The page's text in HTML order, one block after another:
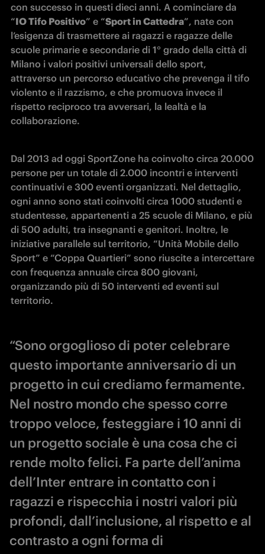
con successo in questi dieci anni. A cominciare da
“IO Tifo Positivo” e “Sport in Cattedra”, nate con
l’esigenza di trasmettere ai ragazzi e ragazze delle
scuole primarie e secondarie di 1° grado della città di
Milano i valori positivi universali dello sport,
attraverso un percorso educativo che prevenga il tifo
violento e il razzismo, e che promuova invece il
rispetto reciproco tra avversari, la lealtà e la
collaborazione.
Dal 2013 ad oggi SportZone ha coinvolto circa 20.000
persone per un totale di 2.000 incontri e interventi
continuativi e 300 eventi organizzati. Nel dettaglio,
ogni anno sono stati coinvolti circa 1000 studenti e
studentesse, appartenenti a 25 scuole di Milano, e più
di 500 adulti, tra insegnanti e genitori. Inoltre, le
iniziative parallele sul territorio, “Unità Mobile dello
Sport” e “Coppa Quartieri” sono riuscite a intercettare
con frequenza annuale circa 800 giovani,
organizzando più di 50 interventi ed eventi sul
territorio.
“Sono orgoglioso di poter celebrare
questo importante anniversario di un
progetto in cui crediamo fermamente.
Nel nostro mondo che spesso corre
troppo veloce, festeggiare i 10 anni di
un progetto sociale è una cosa che ci
rende molto felici. Fa parte dell’anima
dell’Inter entrare in contatto con i
ragazzi e rispecchia i nostri valori più
profondi, dall’inclusione, al rispetto e al
contrasto a ogni forma di